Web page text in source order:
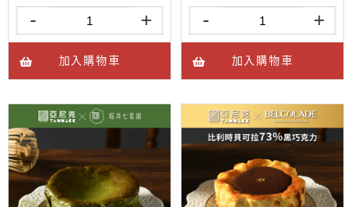
- +
加入購物車
- +
加入購物車